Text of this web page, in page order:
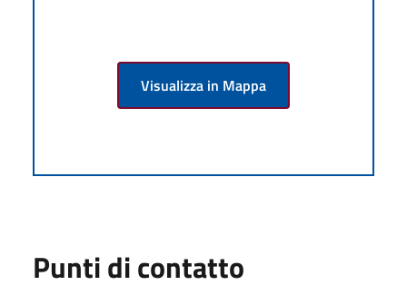
Visualizza in Mappa
Punti di contatto